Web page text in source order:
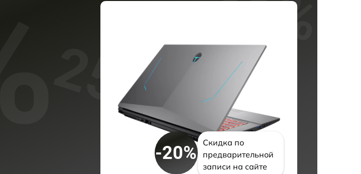
-20%
Скидка по
предварительной
записи на сайте